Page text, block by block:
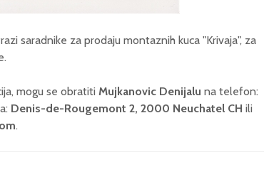
saradnike za prodaju montaznih kuca "Krivaja", za
mogu se obratiti Mujkanovic Denijalu na telefon:
Denis-de-Rougemont 2, 2000 Neuchatel CH ili
.